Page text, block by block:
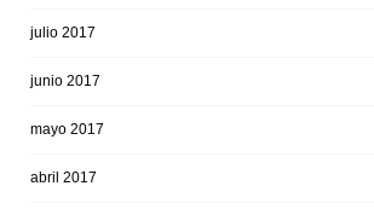
julio 2017
junio 2017
mayo 2017
abril 2017